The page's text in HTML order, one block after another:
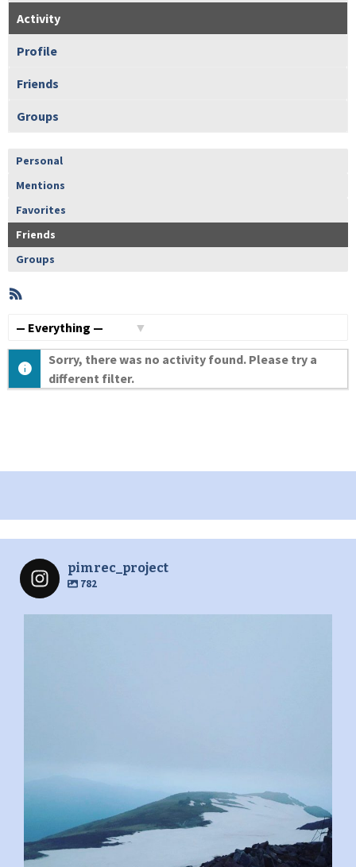
Activity
Profile
Friends
Groups
Personal
Mentions
Favorites
Friends
Groups
Member
Activities
Sorry, there was no activity found. Please try a
different filter.
pimrec_project
782